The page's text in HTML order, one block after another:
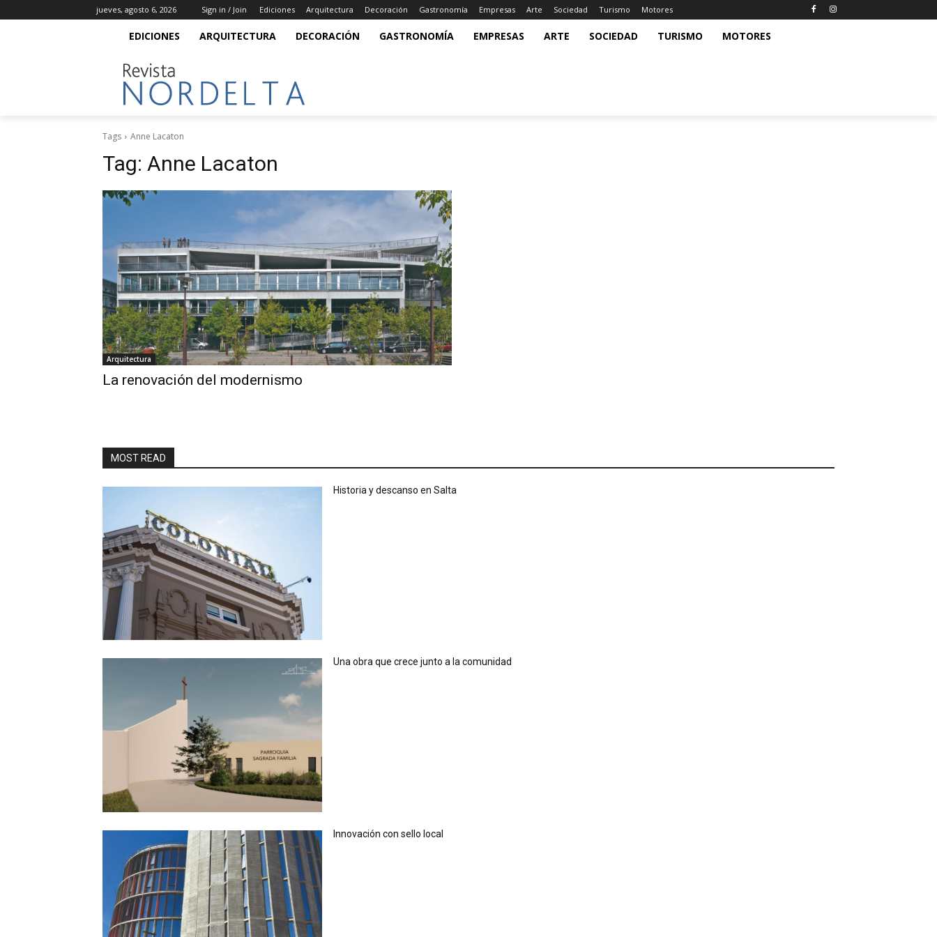
jueves, agosto 6, 2026 Sign in / Join Ediciones Arquitectura Decoración Gastronomía Empresas Arte Sociedad Turismo Motores
EDICIONES ARQUITECTURA DECORACIÓN GASTRONOMÍA EMPRESAS ARTE SOCIEDAD TURISMO MOTORES
Tags Anne Lacaton
Tag: Anne Lacaton
Arquitectura
La renovación del modernismo
MOST READ
Historia y descanso en Salta
Una obra que crece junto a la comunidad
Innovación con sello local